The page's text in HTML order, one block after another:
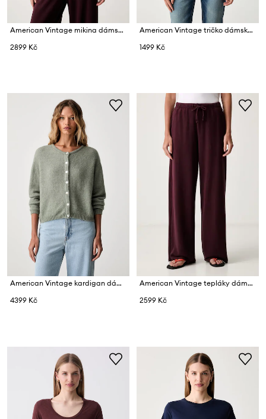
American Vintage mikina dámská s bavlnou
2899 Kč
American Vintage tričko dámské bavlněné
1499 Kč
American Vintage kardigan dámský s vlnou GILET ML COL ROND
4399 Kč
American Vintage tepláky dámské bavlněné s elastanem
2599 Kč